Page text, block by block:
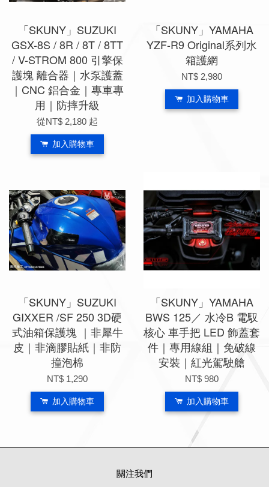
「SKUNY」SUZUKI
GSX-8S / 8R / 8T / 8TT
/ V-STROM 800 引擎保
護塊 離合器｜水泵護蓋
｜CNC 鋁合金｜專車專
用｜防摔升級
從NT$ 2,180 起
加入購物車
「SKUNY」YAMAHA
YZF-R9 Original系列水
箱護網
NT$ 2,980
加入購物車
「SKUNY」SUZUKI
GIXXER /SF 250 3D硬
式油箱保護塊 ｜非犀牛
皮｜非滴膠貼紙｜非防
撞泡棉
NT$ 1,290
加入購物車
「SKUNY」YAMAHA
BWS 125／ 水冷B 電馭
核心 車手把 LED 飾蓋套
件｜專用線組｜免破線
安裝｜紅光駕駛艙
NT$ 980
加入購物車
關注我們